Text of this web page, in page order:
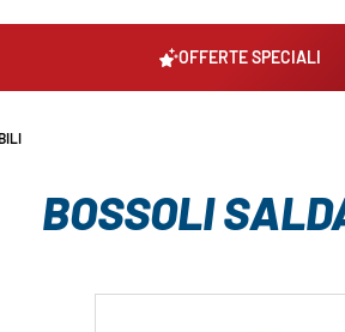
OFFERTE SPECIALI
BOSSOLI